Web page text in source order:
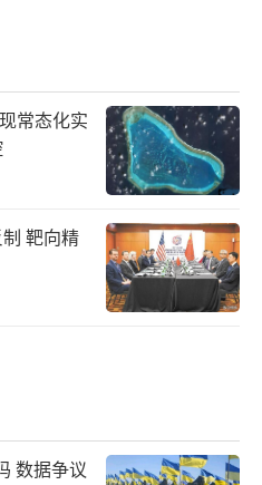
常态化实
靶向精
数据争议